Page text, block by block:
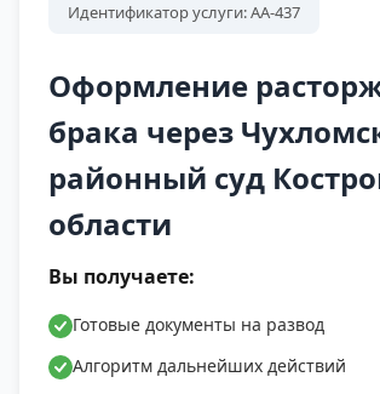
Идентификатор услуги: АА-437
Оформление
брака через
районный суд
области
Вы получаете:
Готовые документы на развод
Алгоритм дальнейших действий